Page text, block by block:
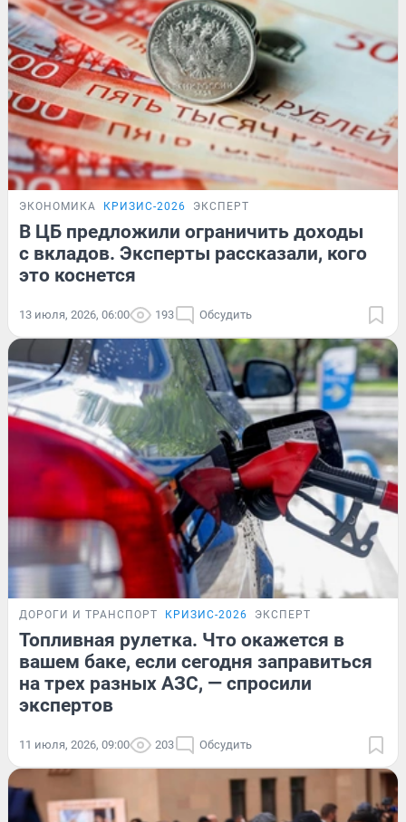
ЭКОНОМИКА КРИЗИС-2026 ЭКСПЕРТ
В ЦБ предложили ограничить доходы
с вкладов. Эксперты рассказали, кого
это коснется
13 июля, 2026, 06:00 193 Обсудить
ДОРОГИ И ТРАНСПОРТ КРИЗИС-2026 ЭКСПЕРТ
Топливная рулетка. Что окажется в
вашем баке, если сегодня заправиться
на трех разных АЗС, — спросили
экспертов
11 июля, 2026, 09:00 203 Обсудить